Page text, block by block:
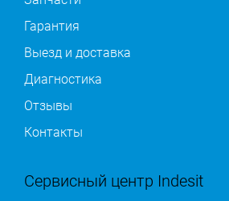
Гарантия
Выезд и доставка
Диагностика
Отзывы
Контакты
Сервисный центр Indesit